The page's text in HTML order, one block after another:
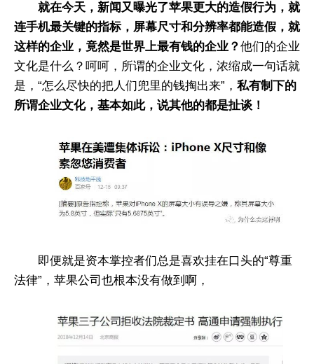
就在今天，新闻又曝光了苹果更大的造假行为，就
连手机最关键的指标，屏幕尺寸和分辨率都能造假，就
这样的企业，竟然是世界上最有钱的企业？ 他们的企业
文化是什么？呵呵，所谓的企业文化，浓缩成一句话就
是，“怎么尽快的把人们兜里的钱掏出来”， 私有制下的
所谓企业文化，基本如此，说其他的都是扯谈！
即便就是资本掌控者们总是喜欢挂在口头的“尊重
法律”，苹果公司也根本没有做到啊，